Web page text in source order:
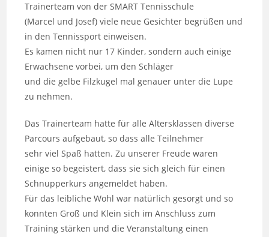
Trainerteam von der SMART Tennisschule
(Marcel und Josef) viele neue Gesichter begrüßen und
in den Tennissport einweisen.
Es kamen nicht nur 17 Kinder, sondern auch einige
Erwachsene vorbei, um den Schläger
und die gelbe Filzkugel mal genauer unter die Lupe
zu nehmen.
Das Trainerteam hatte für alle Altersklassen diverse
Parcours aufgebaut, so dass alle Teilnehmer
sehr viel Spaß hatten. Zu unserer Freude waren
einige so begeistert, dass sie sich gleich für einen
Schnupperkurs angemeldet haben.
Für das leibliche Wohl war natürlich gesorgt und so
konnten Groß und Klein sich im Anschluss zum
Training stärken und die Veranstaltung einen